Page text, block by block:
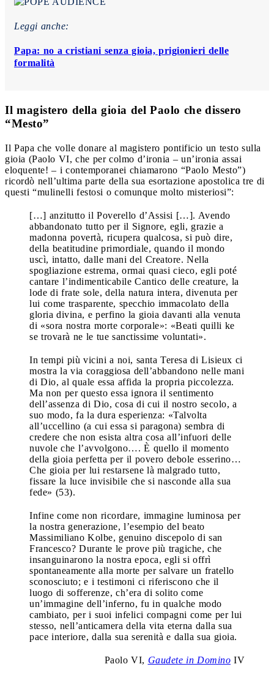
Leggi anche:
Papa: no a cristiani senza gioia, prigionieri delle
formalità
Il magistero della gioia del Paolo che dissero
“Mesto”
Il Papa che volle donare al magistero pontificio un testo sulla
gioia (Paolo VI, che per colmo d’ironia – un’ironia assai
eloquente! – i contemporanei chiamarono “Paolo Mesto”)
ricordò nell’ultima parte della sua esortazione apostolica tre di
questi “mulinelli festosi o comunque molto misteriosi”:
[…] anzitutto il Poverello d’Assisi […]. Avendo
abbandonato tutto per il Signore, egli, grazie a
madonna povertà, ricupera qualcosa, si può dire,
della beatitudine primordiale, quando il mondo
uscì, intatto, dalle mani del Creatore. Nella
spogliazione estrema, ormai quasi cieco, egli poté
cantare l’indimenticabile Cantico delle creature, la
lode di frate sole, della natura intera, divenuta per
lui come trasparente, specchio immacolato della
gloria divina, e perfino la gioia davanti alla venuta
di «sora nostra morte corporale»: «Beati quilli ke
se trovarà ne le tue sanctissime voluntati».
In tempi più vicini a noi, santa Teresa di Lisieux ci
mostra la via coraggiosa dell’abbandono nelle mani
di Dio, al quale essa affida la propria piccolezza.
Ma non per questo essa ignora il sentimento
dell’assenza di Dio, cosa di cui il nostro secolo, a
suo modo, fa la dura esperienza: «Talvolta
all’uccellino (a cui essa si paragona) sembra di
credere che non esista altra cosa all’infuori delle
nuvole che l’avvolgono…. È quello il momento
della gioia perfetta per il povero debole esserino…
Che gioia per lui restarsene là malgrado tutto,
fissare la luce invisibile che si nasconde alla sua
fede» (53).
Infine come non ricordare, immagine luminosa per
la nostra generazione, l’esempio del beato
Massimiliano Kolbe, genuino discepolo di san
Francesco? Durante le prove più tragiche, che
insanguinarono la nostra epoca, egli si offrì
spontaneamente alla morte per salvare un fratello
sconosciuto; e i testimoni ci riferiscono che il
luogo di sofferenze, ch’era di solito come
un’immagine dell’inferno, fu in qualche modo
cambiato, per i suoi infelici compagni come per lui
stesso, nell’anticamera della vita eterna dalla sua
pace interiore, dalla sua serenità e dalla sua gioia.
Paolo VI, Gaudete in Domino IV